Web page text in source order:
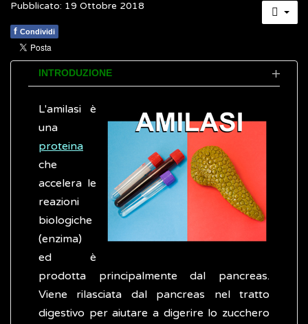
Pubblicato: 19 Ottobre 2018
f Condividi
INTRODUZIONE
L'amilasi è
una
proteina
che
accelera le
reazioni
biologiche
(enzima)
ed è
prodotta principalmente dal pancreas.
Viene rilasciata dal pancreas nel tratto
digestivo per aiutare a digerire lo zucchero